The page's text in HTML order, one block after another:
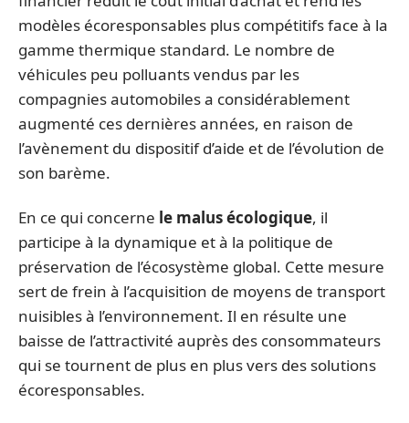
modèles écoresponsables plus compétitifs face à la
gamme thermique standard. Le nombre de
véhicules peu polluants vendus par les
compagnies automobiles a considérablement
augmenté ces dernières années, en raison de
l’avènement du dispositif d’aide et de l’évolution de
son barème.
En ce qui concerne le malus écologique, il
participe à la dynamique et à la politique de
préservation de l’écosystème global. Cette mesure
sert de frein à l’acquisition de moyens de transport
nuisibles à l’environnement. Il en résulte une
baisse de l’attractivité auprès des consommateurs
qui se tournent de plus en plus vers des solutions
écoresponsables.